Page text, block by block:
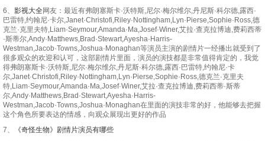
6、 影视大全网友：最近有弗朗塞斯卡·沃特斯,尼尔·梅尔维尔,丹尼斯·科尔德,露西·
巴雷特,约翰尼·卡尔,Janet·Christofi,Riley·Nottingham,Lyn·Pierse,Sophie·Ross,德
克兰·克里夫特,Liam·Seymour,Amanda·Ma,Josef·Winer,艾拉·查克拉博迪,费莉西蒂
·斯蒂尔,Andy·Matthews,Brad·Stewart,Ayesha·Harris-
Westman,Jacob·Towns,Joshua·Monaghan等演员主演的剧情片一经播出就受到了
很多观众的欢迎和认可，这部剧情片里面，演员的演技都是非常值得肯定的，我觉
得弗朗塞斯卡·沃特斯,尼尔·梅尔维尔,丹尼斯·科尔德,露西·巴雷特,约翰尼·卡
尔,Janet·Christofi,Riley·Nottingham,Lyn·Pierse,Sophie·Ross,德克兰·克里夫
特,Liam·Seymour,Amanda·Ma,Josef·Winer,艾拉·查克拉博迪,费莉西蒂·斯蒂
尔,Andy·Matthews,Brad·Stewart,Ayesha·Harris-
Westman,Jacob·Towns,Joshua·Monaghan在里面的演技非常的好，他能够去把握
这个角色所要表达的情感，向观众展现出更好的作品
7、
《奇怪生物》剧情片演员有哪些